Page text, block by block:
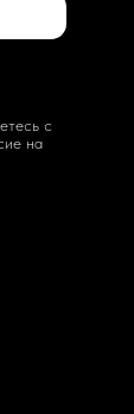
с
на